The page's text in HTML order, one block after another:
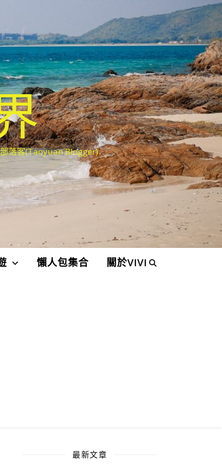
落客(Taoyuan Blogger)
懶人包集合 關於VIVI
最新文章